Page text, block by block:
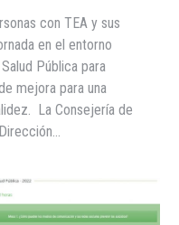
con TEA y sus
en el entorno
Pública para
mejora para una
La Consejería de